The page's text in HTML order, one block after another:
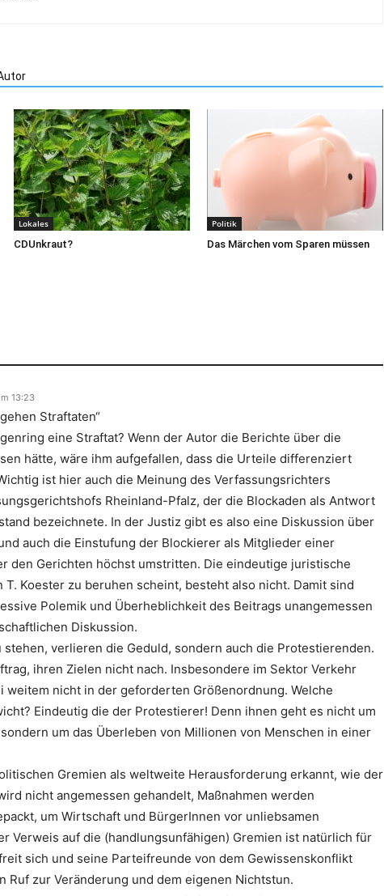
Lokales
CDUnkraut?
Politik
Das Märchen vom Sparen müssen
13:23
Straftaten“
eine Straftat? Wenn der Autor die Berichte über die
hätte, wäre ihm aufgefallen, dass die Urteile differenziert
ist hier auch die Meinung des Verfassungsrichters
Rheinland-Pfalz, der die Blockaden als Antwort
bezeichnete. In der Justiz gibt es also eine Diskussion über
auch die Einstufung der Blockierer als Mitglieder einer
den Gerichten höchst umstritten. Die eindeutige juristische
Koester zu beruhen scheint, besteht also nicht. Damit sind
Polemik und Überheblichkeit des Beitrags unangemessen
Diskussion.
verlieren die Geduld, sondern auch die Protestierenden.
ihren Zielen nicht nach. Insbesondere im Sektor Verkehr
weitem nicht in der geforderten Größenordnung. Welche
Eindeutig die der Protestierer! Denn ihnen geht es nicht um
um das Überleben von Millionen von Menschen in einer
Gremien als weltweite Herausforderung erkannt, wie der
nicht angemessen gehandelt, Maßnahmen werden
um Wirtschaft und BürgerInnen vor unliebsamen
Verweis auf die (handlungsunfähigen) Gremien ist natürlich für
sich und seine Parteifreunde von dem Gewissenskonflikt
Ruf zur Veränderung und dem eigenen Nichtstun.